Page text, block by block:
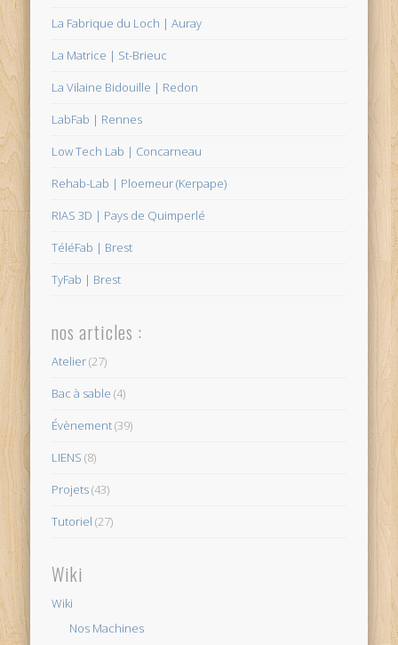
La Fabrique du Loch | Auray
La Matrice | St-Brieuc
La Vilaine Bidouille | Redon
LabFab | Rennes
Low Tech Lab | Concarneau
Rehab-Lab | Ploemeur (Kerpape)
RIAS 3D | Pays de Quimperlé
TéléFab | Brest
TyFab | Brest
nos articles :
Atelier(27)
Bac à sable (4)
Évènement(39)
LIENS (8)
Projets(43)
Tutoriel (27)
Wiki
Wiki
Nos Machines